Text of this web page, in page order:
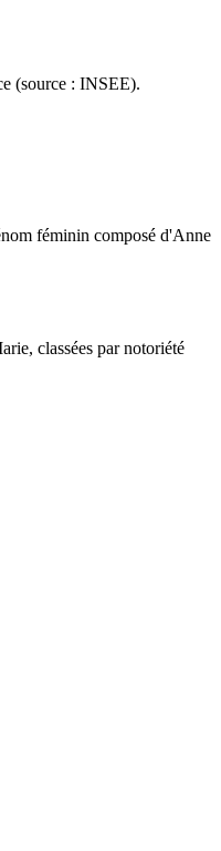
(source : INSEE).
féminin composé d'Anne
, classées par notoriété